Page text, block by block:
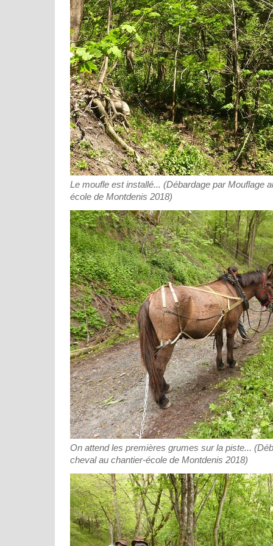
Le moufle est installé... (Débardage par Mouflage
école de Montdenis 2018)
On attend les premières grumes sur la piste...
cheval au chantier-école de Montdenis 2018)